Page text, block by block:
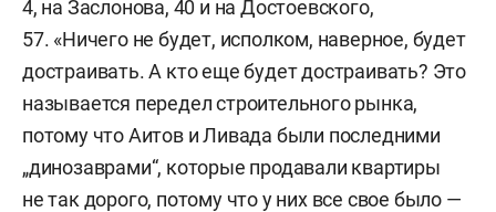
4, на Заслонова, 40 и на Достоевского,
57. «Ничего не будет, исполком, наверное, будет
достраивать. А кто еще будет достраивать? Это
называется передел строительного рынка,
потому что Аитов и Ливада были последними
„динозаврами“, которые продавали квартиры
не так дорого, потому что у них все свое было —